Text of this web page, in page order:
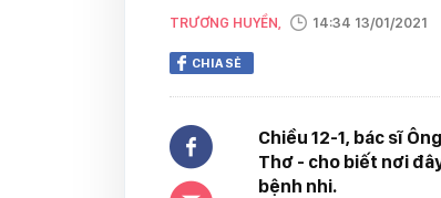
TRƯƠNG HUYỀN, 14:34 13/01/2021
CHIA SẺ
Chiều 12-1, bác sĩ
Thơ - cho biết nơi
bệnh nhi.